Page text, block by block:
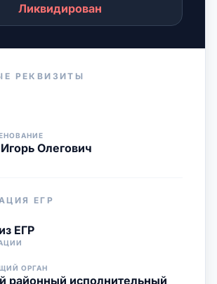
Ликвидирован
РЕКВИЗИТЫ
Олегович
ЕГР
ЕГР
ОРГАН
районный исполнительный